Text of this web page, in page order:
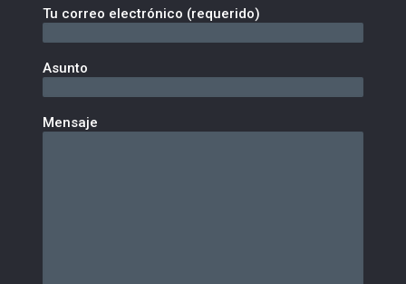
Tu correo electrónico (requerido)
Asunto
Mensaje